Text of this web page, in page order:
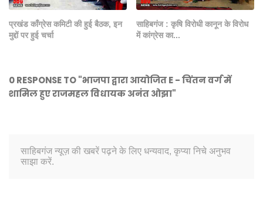
प्रखंड काँग्रेस कमिटी की हुई बैठक, इन
मुद्दों पर हुई चर्चा
साहिबगंज : कृषि विरोधी कानून के विरोध
में कांग्रेस का...
0 RESPONSE TO "भाजपा द्वारा आयोजित E - चिंतन वर्ग में
शामिल हुए राजमहल विधायक अनंत ओझा"
साहिबगंज न्यूज़ की खबरें पढ़ने के लिए धन्यवाद, कृप्या निचे अनुभव
साझा करें.